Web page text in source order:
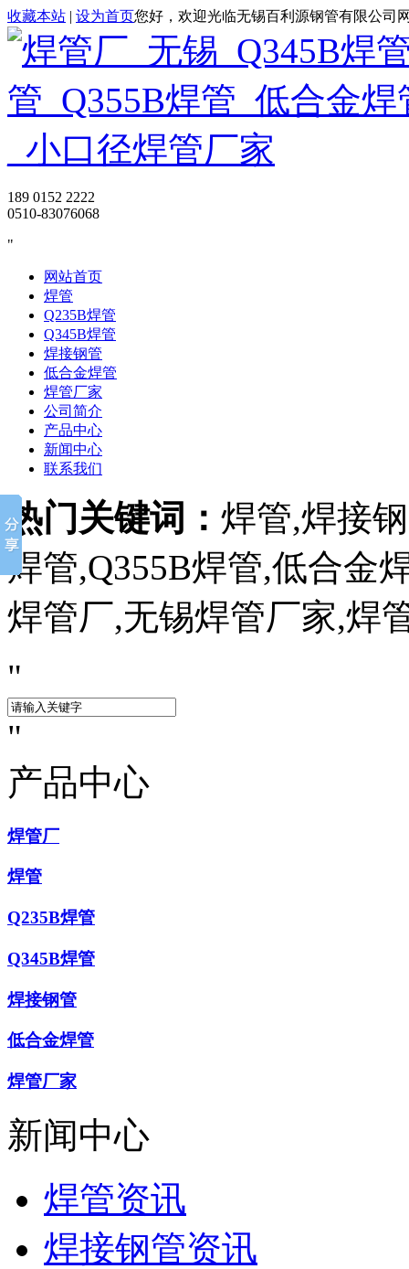
收藏本站 | 设为首页您好，欢迎光临无锡百利源钢管有限公司
189 0152 2222
0510-83076068
网站首页
焊管
Q235B焊管
Q345B焊管
焊接钢管
低合金焊管
焊管厂家
公司简介
产品中心
新闻中心
联系我们
热门关键词： 焊管,焊接
焊管,Q355B焊管,低合金
焊管厂,无锡焊管厂家,焊
产品中心
焊管厂
焊管
Q235B焊管
Q345B焊管
焊接钢管
低合金焊管
焊管厂家
新闻中心
焊管资讯
焊接钢管资讯